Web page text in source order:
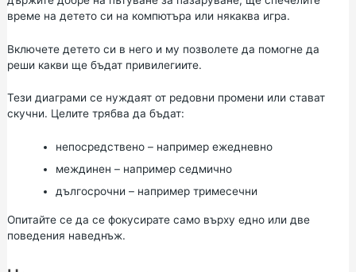
време на детето си на компютъра или някаква игра.
Включете детето си в него и му позволете да помогне да
реши какви ще бъдат привилегиите.
Тези диаграми се нуждаят от редовни промени или стават
скучни. Целите трябва да бъдат:
непосредствено – например ежедневно
междинен – например седмично
дългосрочни – например тримесечни
Опитайте се да се фокусирате само върху едно или две
поведения наведнъж.